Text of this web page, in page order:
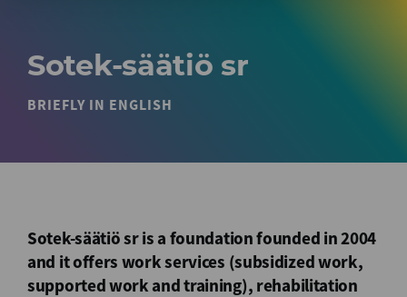
Sotek-säätiö sr
BRIEFLY IN ENGLISH
Sotek-säätiö sr is a foundation founded in 2004
and it offers work services (subsidized work,
supported work and training), rehabilitation